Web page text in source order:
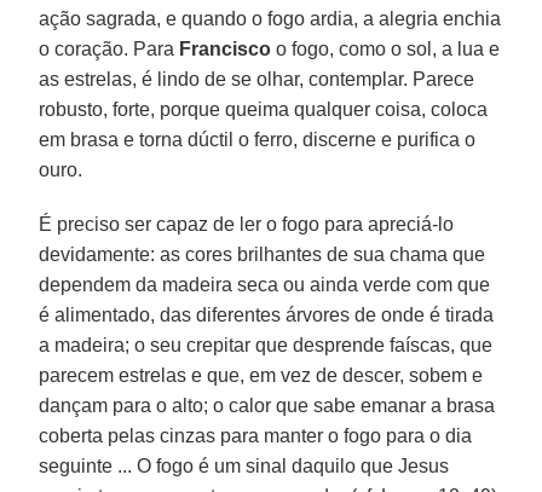
ação sagrada, e quando o fogo ardia, a alegria enchia
o coração. Para Francisco o fogo, como o sol, a lua e
as estrelas, é lindo de se olhar, contemplar. Parece
robusto, forte, porque queima qualquer coisa, coloca
em brasa e torna dúctil o ferro, discerne e purifica o
ouro.
É preciso ser capaz de ler o fogo para apreciá-lo
devidamente: as cores brilhantes de sua chama que
dependem da madeira seca ou ainda verde com que
é alimentado, das diferentes árvores de onde é tirada
a madeira; o seu crepitar que desprende faíscas, que
parecem estrelas e que, em vez de descer, sobem e
dançam para o alto; o calor que sabe emanar a brasa
coberta pelas cinzas para manter o fogo para o dia
seguinte ... O fogo é um sinal daquilo que Jesus